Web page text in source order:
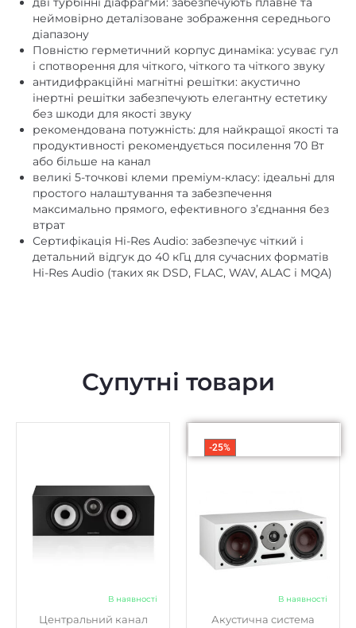
Регулювання високих
частот
немає
Регулювання низьких
частот
немає
HDMI немає
RCA немає
XLR немає
Цифровий оптичний немає
Цифровий коаксіальний немає
Установка полична
Чутливість, дБ/Вт/м 5, 86
неймовірно деталізоване зображення середнього
діапазону
Повністю герметичний корпус динаміка: усуває гул
і спотворення для чіткого, чіткого та чіткого звуку
антидифракційні магнітні решітки: акустично
інертні решітки забезпечують елегантну естетику
без шкоди для якості звуку
рекомендована потужність: для найкращої якості та
продуктивності рекомендується посилення 70 Вт
або більше на канал
великі 5-точкові клеми преміум-класу: ідеальні для
простого налаштування та забезпечення
максимально прямого, ефективного з’єднання без
втрат
Сертифікація Hi-Res Audio: забезпечує чіткий і
детальний відгук до 40 кГц для сучасних форматів
Hi-Res Audio (таких як DSD, FLAC, WAV, ALAC і MQA)
Супутні товари
В наявності
Центральний канал
-25%
В наявності
Акустична система